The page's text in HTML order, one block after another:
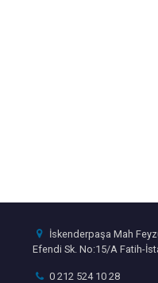
İskenderpaşa Mah
Efendi Sk. No:15/A Fatih-
0 212 524 10 28